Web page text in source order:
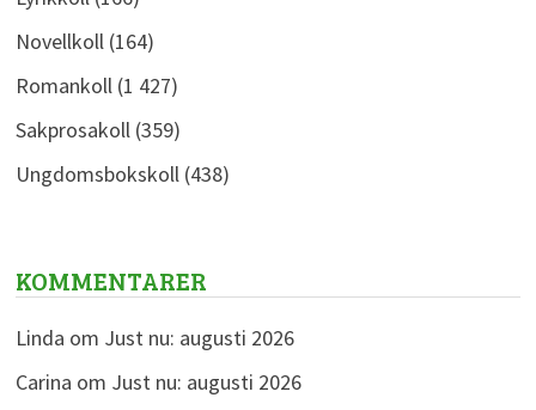
Novellkoll(164)
Romankoll(1 427)
Sakprosakoll(359)
Ungdomsbokskoll(438)
KOMMENTARER
Linda om Just nu: augusti 2026
Carina om Just nu: augusti 2026